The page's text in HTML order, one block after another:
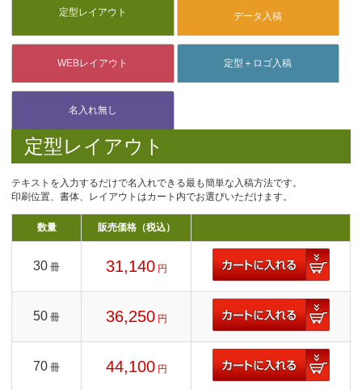
定型レイアウト
テキストを入力するだけで名入れできる最も簡単な入稿方法です。
印刷位置、書体、レイアウトはカート内でお選びいただけます。
数量 販売価格（税込）
30 冊 31,140 円
50 冊 36,250 円
70 冊 44,100 円